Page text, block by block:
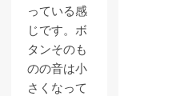
っている感
じです。ボ
タンそのも
のの音は小
さくなって